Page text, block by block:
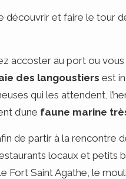
découvrir et faire le tour
accoster au port ou
des langoustiers est
qui les attendent,
d’une faune marine
de partir à la rencontre
locaux et petits
Saint Agathe, le